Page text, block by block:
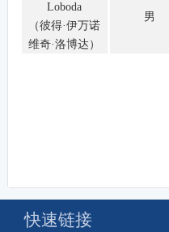
Loboda
（彼得·伊万诺
维奇·洛博达）
男
快速链接